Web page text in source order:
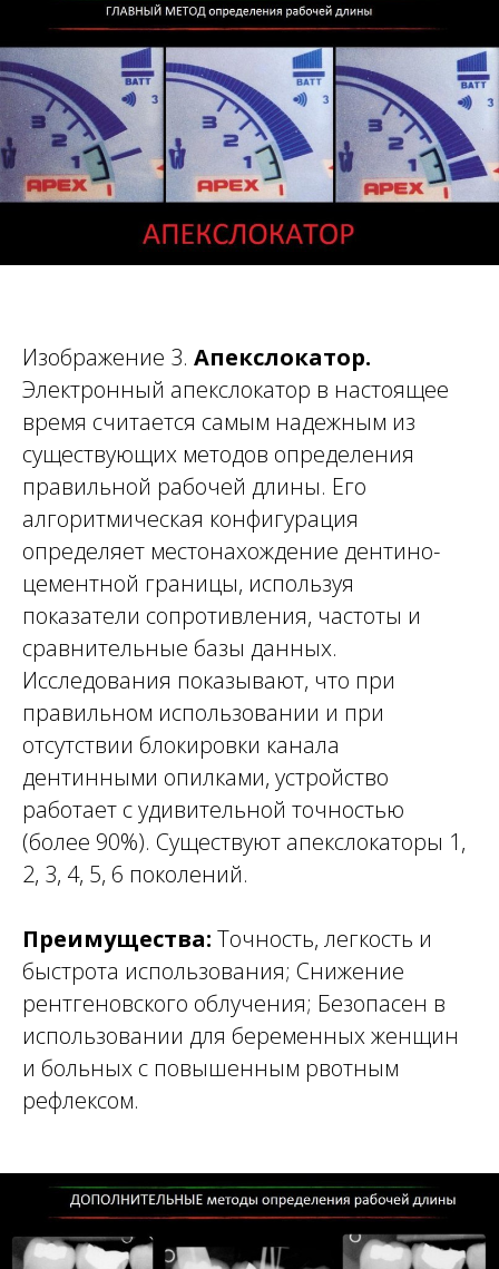
Изображение 3. Апекслокатор.
Электронный апекслокатор в настоящее
время считается самым надежным из
существующих методов определения
правильной рабочей длины. Его
алгоритмическая конфигурация
определяет местонахождение дентино-
цементной границы, используя
показатели сопротивления, частоты и
сравнительные базы данных.
Исследования показывают, что при
правильном использовании и при
отсутствии блокировки канала
дентинными опилками, устройство
работает с удивительной точностью
(более 90%). Существуют апекслокаторы 1,
2, 3, 4, 5, 6 поколений.
Преимущества: Точность, легкость и
быстрота использования; Снижение
рентгеновского облучения; Безопасен в
использовании для беременных женщин
и больных с повышенным рвотным
рефлексом.